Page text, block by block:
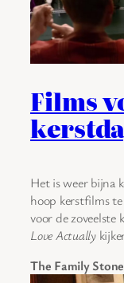
Films
Het is weer bijna
hoop kerstfilms
voor de zoveelste
Love Actually
The Family